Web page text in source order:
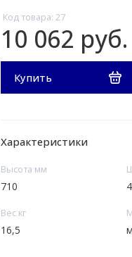
Код товара: 27
10 062 руб.
Купить
Характеристики
Высота мм
710
Вес кг
16,5